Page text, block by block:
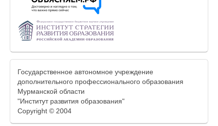
Государственное автономное учреждение
дополнительного профессионального образования
Мурманской области
"Институт развития образования"
Copyright © 2004